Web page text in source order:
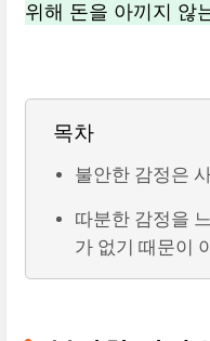
위해 돈을 아끼지 않
목차
불안한 감정은
따분한 감정을
가 없기 때문이